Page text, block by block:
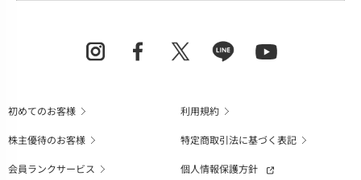
初めてのお客様
利用規約
株主優待のお客様
特定商取引法に基づく表記
会員ランクサービス
個人情報保護方針